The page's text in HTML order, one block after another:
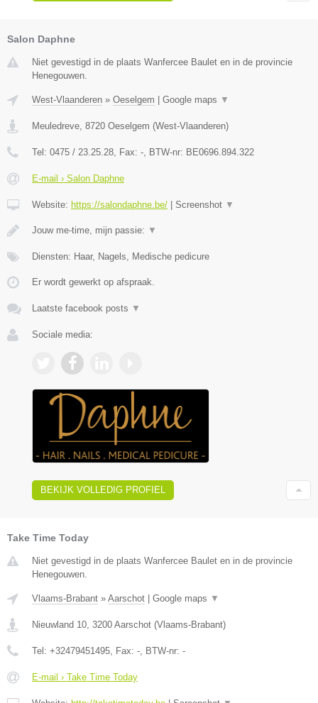
Salon Daphne
Niet gevestigd in de plaats Wanfercee Baulet en in de provincie
Henegouwen.
West-Vlaanderen » Oeselgem Google maps ▼
Meuledreve, 8720 Oeselgem (West-Vlaanderen)
Tel: 0475 / 23.25.28, Fax: -, BTW-nr: BE0696.894.322
E-mail › Salon Daphne
Website: https://salondaphne.be/ Screenshot ▼
Jouw me-time, mijn passie: ▼
Diensten: Haar, Nagels, Medische pedicure
Er wordt gewerkt op afspraak.
Laatste facebook posts ▼
Sociale media:
BEKIJK VOLLEDIG PROFIEL
Take Time Today
Niet gevestigd in de plaats Wanfercee Baulet en in de provincie
Henegouwen.
Vlaams-Brabant » Aarschot | Google maps ▼
Nieuwland 10 3200 Aarschot (Vlaams-Brabant)
Tel: +32479451495 , Fax: - , BTW-nr: -
E-mail › Take Time Today